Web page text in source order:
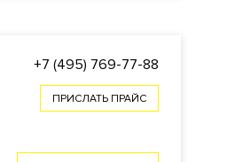
+7 (495) 769-77-88
ПРИСЛАТЬ ПРАЙС